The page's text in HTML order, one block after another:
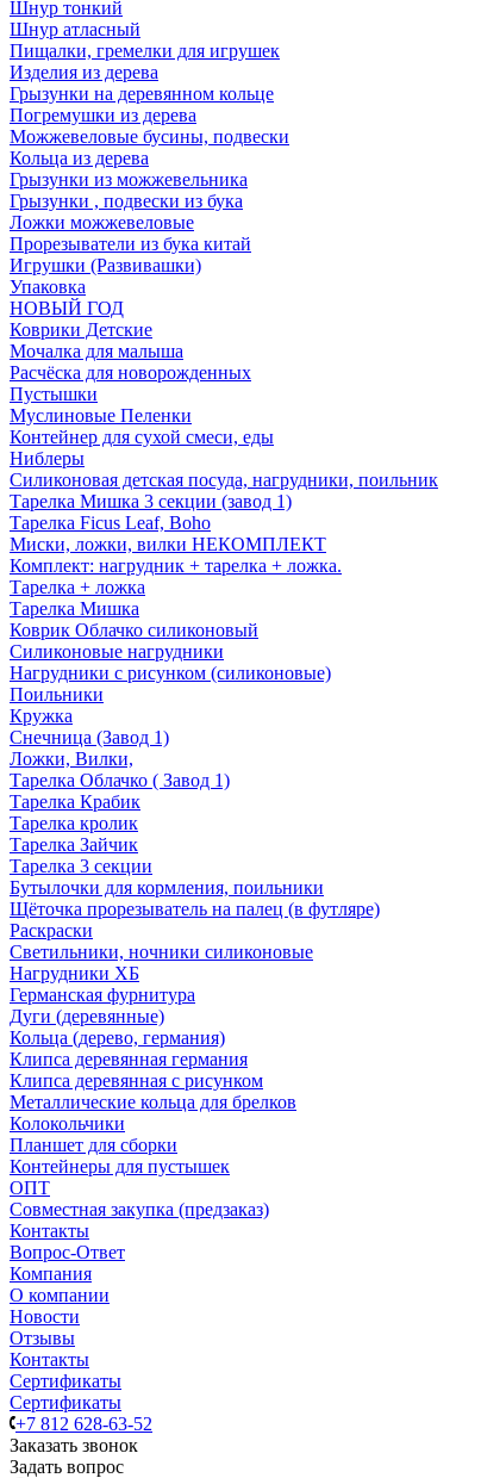
Шнур тонкий
Шнур атласный
Пищалки, гремелки для игрушек
Изделия из дерева
Грызунки на деревянном кольце
Погремушки из дерева
Можжевеловые бусины, подвески
Кольца из дерева
Грызунки из можжевельника
Грызунки , подвески из бука
Ложки можжевеловые
Прорезыватели из бука китай
Игрушки (Развивашки)
Упаковка
НОВЫЙ ГОД
Коврики Детские
Мочалка для малыша
Расчёска для новорожденных
Пустышки
Муслиновые Пеленки
Контейнер для сухой смеси, еды
Ниблеры
Силиконовая детская посуда, нагрудники, поильник
Тарелка Мишка 3 секции (завод 1)
Тарелка Ficus Leaf, Boho
Миски, ложки, вилки НЕКОМПЛЕКТ
Комплект: нагрудник + тарелка + ложка.
Тарелка + ложка
Тарелка Мишка
Коврик Облачко силиконовый
Силиконовые нагрудники
Нагрудники с рисунком (силиконовые)
Поильники
Кружка
Снечница (Завод 1)
Ложки, Вилки,
Тарелка Облачко ( Завод 1)
Тарелка Крабик
Тарелка кролик
Тарелка Зайчик
Тарелка 3 секции
Бутылочки для кормления, поильники
Щёточка прорезыватель на палец (в футляре)
Раскраски
Светильники, ночники силиконовые
Нагрудники ХБ
Германская фурнитура
Дуги (деревянные)
Кольца (дерево, германия)
Клипса деревянная германия
Клипса деревянная с рисунком
Металлические кольца для брелков
Колокольчики
Планшет для сборки
Контейнеры для пустышек
ОПТ
Совместная закупка (предзаказ)
Контакты
Вопрос-Ответ
Компания
О компании
Новости
Отзывы
Контакты
Сертификаты
Сертификаты
+7 812 628-63-52
Заказать звонок
Задать вопрос